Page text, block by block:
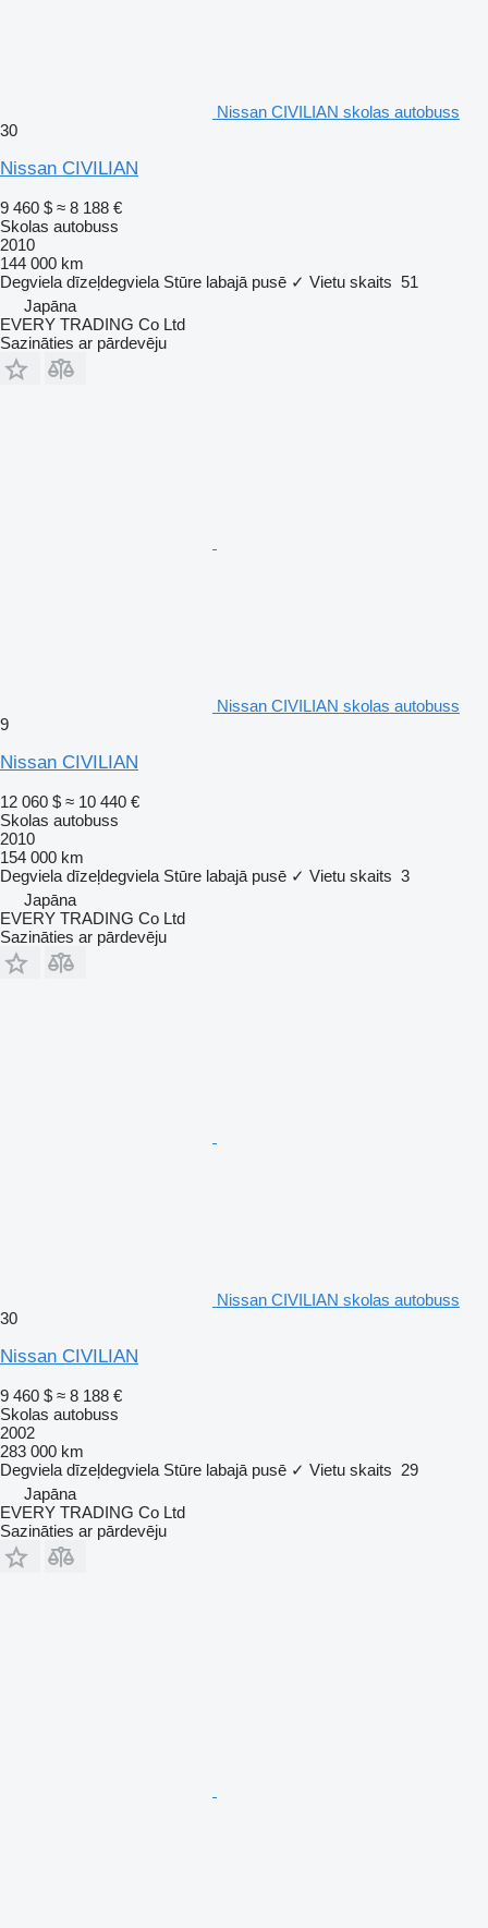
Nissan CIVILIAN skolas autobuss
30
Nissan CIVILIAN
9 460 $ ≈ 8 188 €
Skolas autobuss
2010
144 000 km
Degviela dīzeļdegviela Stūre labajā pusē ✓ Vietu skaits 51
Japāna
EVERY TRADING Co Ltd
Sazināties ar pārdevēju
Nissan CIVILIAN skolas autobuss
9
Nissan CIVILIAN
12 060 $ ≈ 10 440 €
Skolas autobuss
2010
154 000 km
Degviela dīzeļdegviela Stūre labajā pusē ✓ Vietu skaits 3
Japāna
EVERY TRADING Co Ltd
Sazināties ar pārdevēju
Nissan CIVILIAN skolas autobuss
30
Nissan CIVILIAN
9 460 $ ≈ 8 188 €
Skolas autobuss
2002
283 000 km
Degviela dīzeļdegviela Stūre labajā pusē ✓ Vietu skaits 29
Japāna
EVERY TRADING Co Ltd
Sazināties ar pārdevēju